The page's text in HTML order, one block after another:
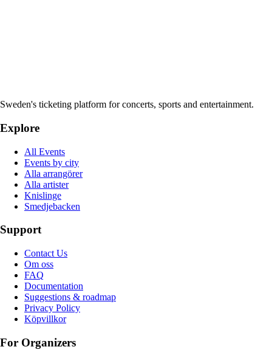
Sweden's ticketing platform for concerts, sports and entertainment.
Explore
All Events
Events by city
Alla arrangörer
Alla artister
Knislinge
Smedjebacken
Support
Contact Us
Om oss
FAQ
Documentation
Suggestions & roadmap
Privacy Policy
Köpvillkor
For Organizers